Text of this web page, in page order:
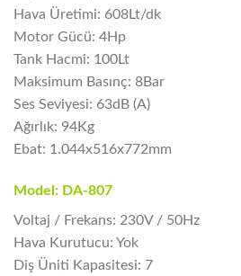
Hava Üretimi: 608Lt/dk
Motor Gücü: 4Hp
Tank Hacmi: 100Lt
Maksimum Basınç: 8Bar
Ses Seviyesi: 63dB (A)
Ağırlık: 94Kg
Ebat: 1.044x516x772mm
Model: DA-807
Voltaj / Frekans: 230V / 50Hz
Hava Kurutucu: Yok
Diş Üniti Kapasitesi: 7